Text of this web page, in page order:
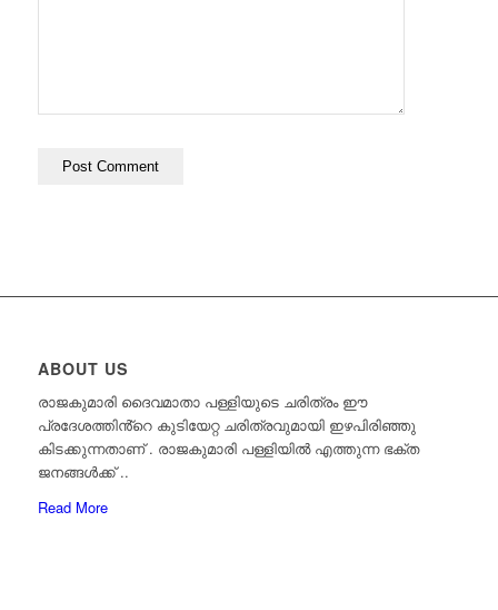
ABOUT US
രാജകുമാരി ദൈവമാതാ പള്ളിയുടെ ചരിത്രം ഈ
പ്രദേശത്തിൻ്റെ കുടിയേറ്റ ചരിത്രവുമായി ഇഴപിരിഞ്ഞു
കിടക്കുന്നതാണ് . രാജകുമാരി പള്ളിയിൽ എത്തുന്ന ഭക്ത
ജനങ്ങൾക്ക്‌ ..
Read More